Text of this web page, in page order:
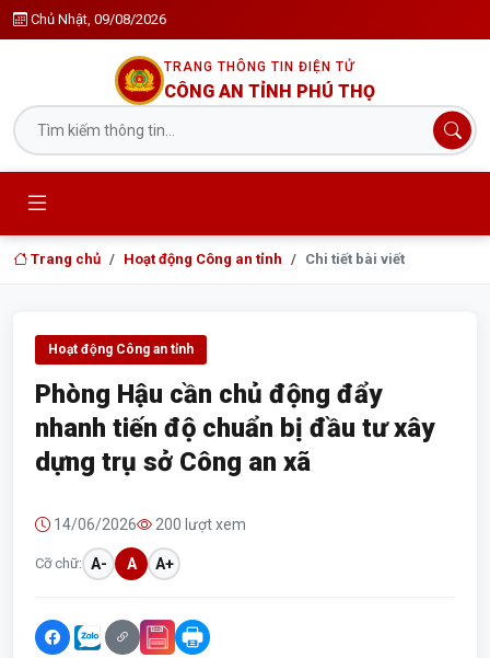
Chủ Nhật, 09/08/2026
TRANG THÔNG TIN ĐIỆN TỬ
CÔNG AN TỈNH PHÚ THỌ
Trang chủ Hoạt động Công an tỉnh Chi tiết bài viết
Hoạt động Công an tỉnh
Phòng Hậu cần chủ động đẩy
nhanh tiến độ chuẩn bị đầu tư xây
dựng trụ sở Công an xã
14/06/2026 200 lượt xem
Cỡ chữ: A- A A+